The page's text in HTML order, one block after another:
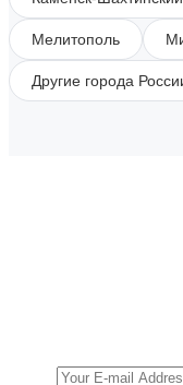
Мелитополь
Другие города